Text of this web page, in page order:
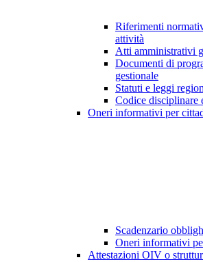
Riferimenti
attività
Atti amministrativi
Documenti di
gestionale
Statuti e leggi
Codice disciplinare
Oneri informativi per
Scadenzario
Oneri informativi
Attestazioni OIV o